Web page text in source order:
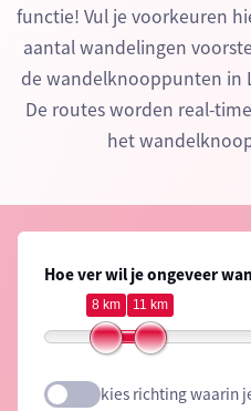
functie! Vul je voorkeuren
aantal wandelingen
de wandelknooppunten in
De routes worden real-
het
Hoe ver wil je ongeveer
8 km 11 km
kies richting waarin